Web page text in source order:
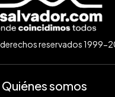
reservados 1999-
Quiénes somos